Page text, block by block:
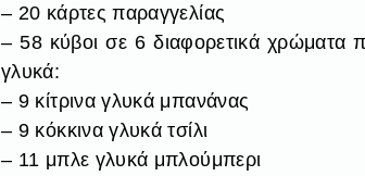
– 20 κάρτες παραγγελίας
– 58 κύβοι σε 6 διαφορετικά
γλυκά:
– 9 κίτρινα γλυκά μπανάνας
– 9 κόκκινα γλυκά τσίλι
– 11 μπλε γλυκά μπλούμπερι